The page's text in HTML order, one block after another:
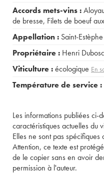
Accords mets-vins :
de bresse, Filets de boeuf
Appellation : Saint-Estèphe
Propriétaire : Henri
Viticulture :écologique En
Température de service :
Les informations publiées ci-
caractéristiques actuelles du
Elles ne sont pas spécifiques
Attention, ce texte est
de le copier sans en avoir
permission à l'auteur.